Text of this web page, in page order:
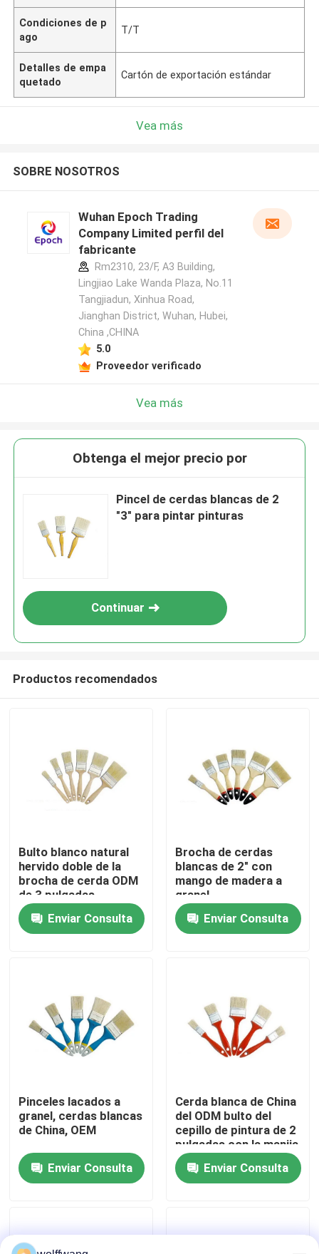
Productos
Sobre nosotros
Control de Calidad
noticias
Todos los casos
Cepillo de filamentos sintéticos
Condiciones de p
ago
T/T
Detalles de empa
quetado
Cartón de exportación estándar
Vea más
SOBRE NOSOTROS
Wuhan Epoch Trading
Company Limited perfil del
fabricante
Rm2310, 23/F, A3 Building,
Lingjiao Lake Wanda Plaza, No.11
Tangjiadun, Xinhua Road,
Jianghan District, Wuhan, Hubei,
China ,CHINA
5.0
Proveedor verificado
Vea más
Obtenga el mejor precio por
Pincel de cerdas blancas de 2
"3" para pintar pinturas
Continuar
Productos recomendados
Bulto blanco natural
hervido doble de la
brocha de cerda ODM
de 3 pulgadas
Enviar Consulta
Brocha de cerdas
blancas de 2" con
mango de madera a
granel
Enviar Consulta
Pinceles lacados a
granel, cerdas blancas
de China, OEM
Enviar Consulta
Cerda blanca de China
del ODM bulto del
cepillo de pintura de 2
pulgadas con la manija
plástica
Enviar Consulta